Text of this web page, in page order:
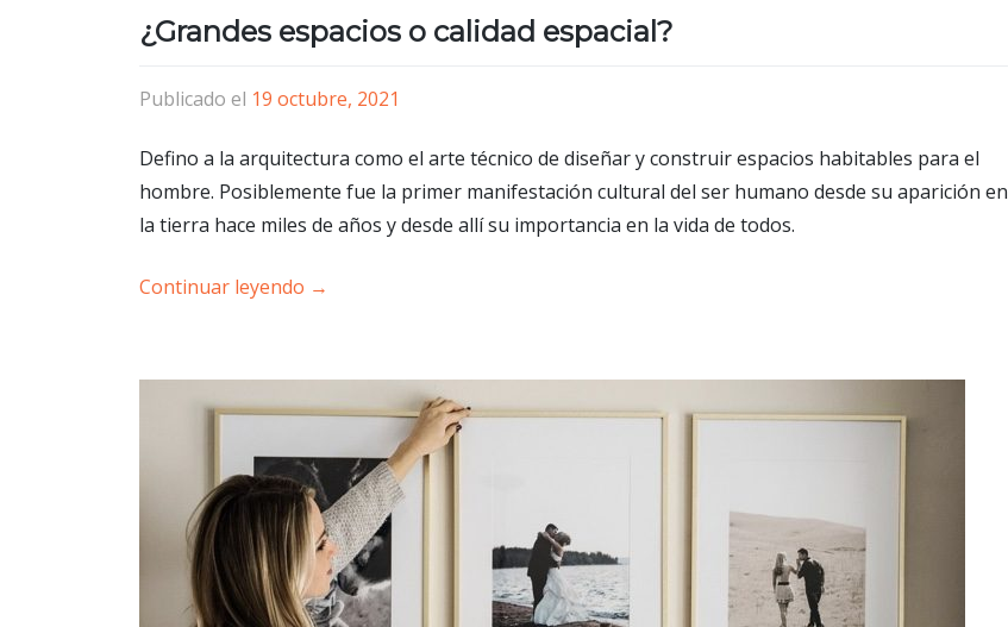
¿Grandes espacios o calidad espacial?
Publicado el 19 octubre, 2021
Defino a la arquitectura como el arte técnico de diseñar y construir espacios habitables para el
hombre. Posiblemente fue la primer manifestación cultural del ser humano desde su aparición en
la tierra hace miles de años y desde allí su importancia en la vida de todos.
Continuar leyendo →